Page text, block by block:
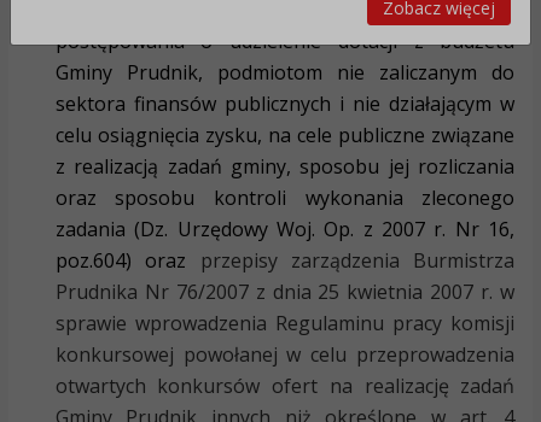
grudnia 2006 roku w sprawie określenia trybu
postępowania o udzielenie dotacji z budżetu
Gminy Prudnik, podmiotom nie zaliczanym do
sektora finansów publicznych i nie działającym w
celu osiągnięcia zysku, na cele publiczne związane
z realizacją zadań gminy, sposobu jej rozliczania
oraz sposobu kontroli wykonania zleconego
zadania (Dz. Urzędowy Woj. Op. z 2007 r. Nr 16,
poz.604) oraz
przepisy zarządzenia Burmistrza
Prudnika Nr 76/2007 z dnia 25 kwietnia 2007 r. w
sprawie wprowadzenia Regulaminu pracy komisji
konkursowej powołanej w celu przeprowadzenia
otwartych konkursów ofert na realizację zadań
Zobacz więcej